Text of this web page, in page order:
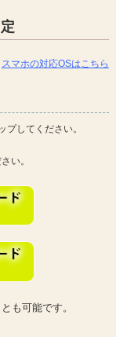
スマホの対応OSはこちら
してください。
い。
も可能です。